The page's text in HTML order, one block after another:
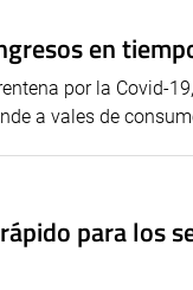
en
por la Covid-
a vales de
para los